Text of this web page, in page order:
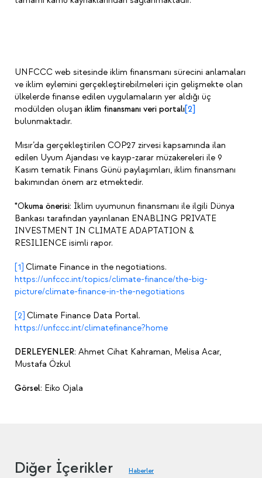
UNFCCC web sitesinde iklim finansmanı sürecini anlamaları
ve iklim eylemini gerçekleştirebilmeleri için gelişmekte olan
ülkelerde finanse edilen uygulamaların yer aldığı üç
modülden oluşan iklim finansmanı veri portalı[2]
bulunmaktadır.
Mısır’da gerçekleştirilen COP27 zirvesi kapsamında ilan
edilen Uyum Ajandası ve kayıp-zarar müzakereleri ile 9
Kasım tematik Finans Günü paylaşımları, iklim finansmanı
bakımından önem arz etmektedir.
*Okuma önerisi: İklim uyumunun finansmanı ile ilgili Dünya
Bankası tarafından yayınlanan ENABLING PRIVATE
INVESTMENT IN CLIMATE ADAPTATION &
RESILIENCE isimli rapor.
[1] Climate Finance in the negotiations.
https://unfccc.int/topics/climate-finance/the-big-
picture/climate-finance-in-the-negotiations
[2] Climate Finance Data Portal.
https://unfccc.int/climatefinance?home
DERLEYENLER: Ahmet Cihat Kahraman, Melisa Acar,
Mustafa Özkul
Görsel: Eiko Ojala
Diğer İçerikler Haberler